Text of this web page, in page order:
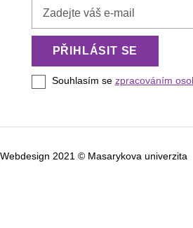
e-
PŘIHLÁSIT SE
Souhlasím se zpracováním
2021 © Masarykova univerzita